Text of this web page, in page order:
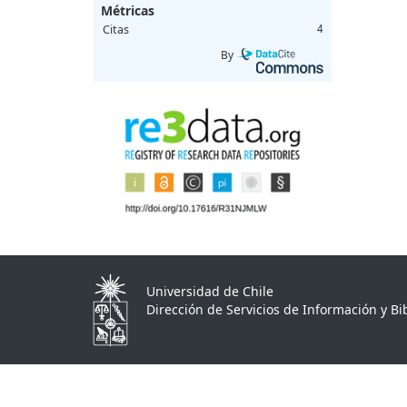
Métricas
Citas 4
By
Universidad de Chile
Dirección de Servicios de Información y